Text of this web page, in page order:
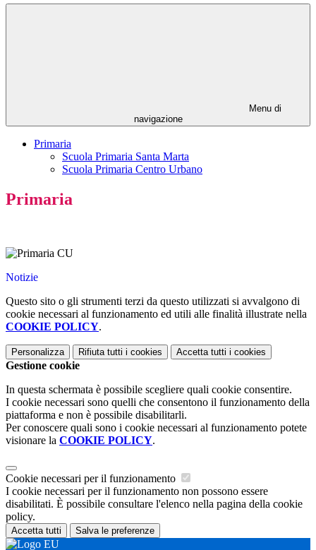
Menu di
navigazione
Primaria
Scuola Primaria Santa Marta
Scuola Primaria Centro Urbano
Primaria
Notizie
Questo sito o gli strumenti terzi da questo utilizzati si avvalgono di
cookie necessari al funzionamento ed utili alle finalità illustrate nella
COOKIE POLICY.
Personalizza Rifiuta tutti i cookies Accetta tutti i cookies
Gestione cookie
In questa schermata è possibile scegliere quali cookie consentire.
I cookie necessari sono quelli che consentono il funzionamento della
piattaforma e non è possibile disabilitarli.
Per conoscere quali sono i cookie necessari al funzionamento potete
visionare la COOKIE POLICY.
Cookie necessari per il funzionamento
I cookie necessari per il funzionamento non possono essere
disabilitati. È possibile consultare l'elenco nella pagina della cookie
policy.
Accetta tutti Salva le preferenze